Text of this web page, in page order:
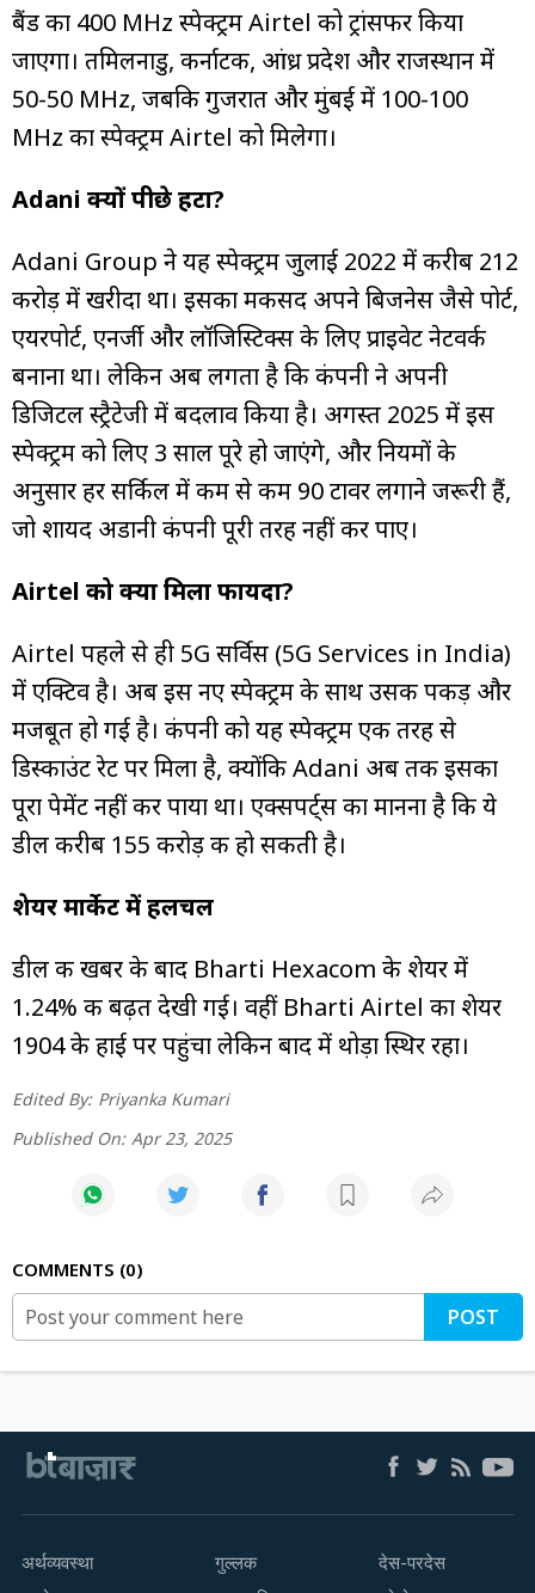
बैंड का 400 MHz स्पेक्ट्रम Airtel को ट्रांसफर किया
जाएगा। तमिलनाडु, कर्नाटक, आंध्र प्रदेश और राजस्थान में
50-50 MHz, जबकि गुजरात और मुंबई में 100-100
MHz का स्पेक्ट्रम Airtel को मिलेगा।
Adani क्यों पीछे हटा?
Adani Group ने यह स्पेक्ट्रम जुलाई 2022 में करीब ₹212
करोड़ में खरीदा था। इसका मकसद अपने बिजनेस जैसे पोर्ट,
एयरपोर्ट, एनर्जी और लॉजिस्टिक्स के लिए प्राइवेट नेटवर्क
बनाना था। लेकिन अब लगता है कि कंपनी ने अपनी
डिजिटल स्ट्रैटेजी में बदलाव किया है। अगस्त 2025 में इस
स्पेक्ट्रम को लिए 3 साल पूरे हो जाएंगे, और नियमों के
अनुसार हर सर्किल में कम से कम 90 टावर लगाने जरूरी हैं,
जो शायद अडानी कंपनी पूरी तरह नहीं कर पाए।
Airtel को क्या मिला फायदा?
Airtel पहले से ही 5G सर्विस (5G Services in India)
में एक्टिव है। अब इस नए स्पेक्ट्रम के साथ उसकी पकड़ और
मजबूत हो गई है। कंपनी को यह स्पेक्ट्रम एक तरह से
डिस्काउंट रेट पर मिला है, क्योंकि Adani अब तक इसका
पूरा पेमेंट नहीं कर पाया था। एक्सपर्ट्स का मानना है कि ये
डील करीब ₹155 करोड़ की हो सकती है।
शेयर मार्केट में हलचल
डील की खबर के बाद Bharti Hexacom के शेयर में
1.24% की बढ़त देखी गई। वहीं Bharti Airtel का शेयर
₹1904 के हाई पर पहुंचा लेकिन बाद में थोड़ा स्थिर रहा।
Edited By: Priyanka Kumari
Published On: Apr 23, 2025
COMMENTS 0
POST
अर्थव्यवस्था
गुल्लक
देस-परदेस